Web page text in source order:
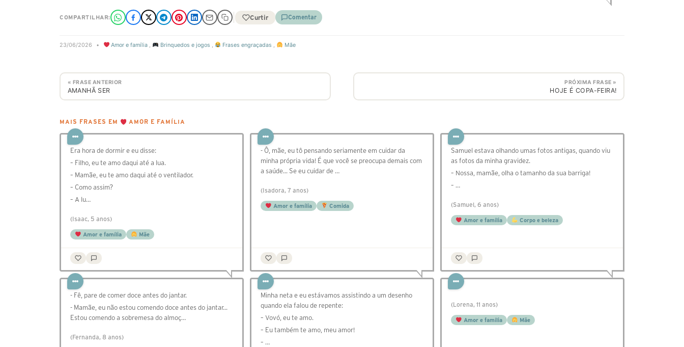
COMPARTILHAR: Curtir Comentar
23/06/2026 • Amor e família , Brinquedos e jogos , Frases engraçadas , Mãe
« FRASE ANTERIOR
AMANHÃ SER
PRÓXIMA FRASE »
HOJE É COPA-FEIRA!
MAIS FRASES EM AMOR E FAMÍLIA
Era hora de dormir e eu disse:
– Filho, eu te amo daqui até a lua.
– Mamãe, eu te amo daqui até o ventilador.
– Como assim?
– A lu…
(Isaac, 5 anos)
Amor e família Mãe
- Ô, mãe, eu tô pensando seriamente em cuidar da
minha própria vida! É que você se preocupa demais com
a saúde... Se eu cuidar de …
(Isadora, 7 anos)
Amor e família Comida
Samuel estava olhando umas fotos antigas, quando viu
as fotos da minha gravidez.
– Nossa, mamãe, olha o tamanho da sua barriga!
– …
(Samuel, 6 anos)
Amor e família Corpo e beleza
- Fê, pare de comer doce antes do jantar.
- Mamãe, eu não estou comendo doce antes do jantar...
Estou comendo a sobremesa do almoç…
(Fernanda, 8 anos)
Minha neta e eu estávamos assistindo a um desenho
quando ela falou de repente:
– Vovó, eu te amo.
– Eu também te amo, meu amor!
– …
(Lorena, 11 anos)
Amor e família Mãe